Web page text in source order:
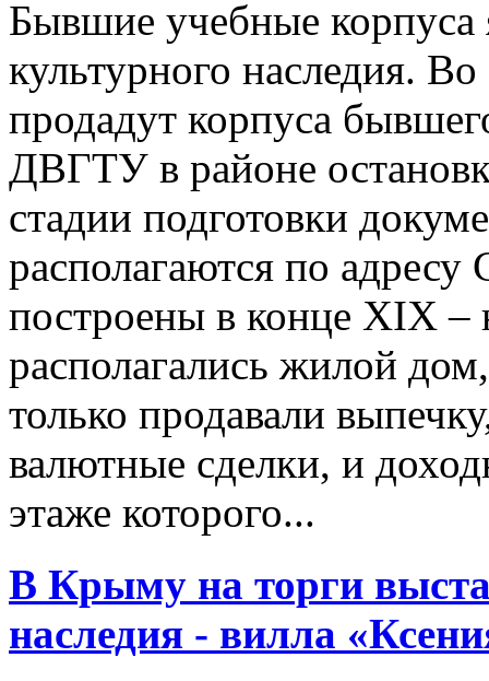
Бывшие учебные корпуса
культурного наследия.
продадут корпуса
ДВГТУ в районе
стадии подготовки
располагаются по
построены в конце XIX –
располагались жилой
только продавали
валютные сделки, и
этаже которого...
В Крыму на торги
наследия - вилла